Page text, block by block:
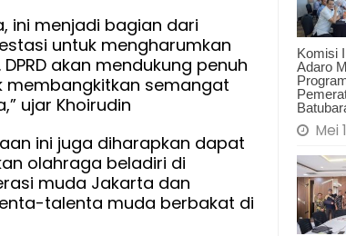
Komisi
Adaro
Mei
ini menjadi bagian dari
untuk mengharumkan
akan mendukung penuh
membangkitkan semangat
ujar Khoirudin
ini juga diharapkan dapat
olahraga beladiri di
muda Jakarta dan
talenta muda berbakat di